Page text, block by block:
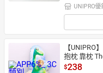
UNIPRO優
【UNIPRO
抱枕 靠枕
$238